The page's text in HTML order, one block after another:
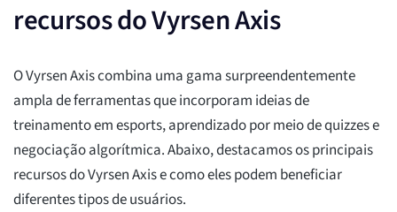
recursos do Vyrsen Axis
O Vyrsen Axis combina uma gama surpreendentemente
ampla de ferramentas que incorporam ideias de
treinamento em esports, aprendizado por meio de quizzes e
negociação algorítmica. Abaixo, destacamos os principais
recursos do Vyrsen Axis e como eles podem beneficiar
diferentes tipos de usuários.